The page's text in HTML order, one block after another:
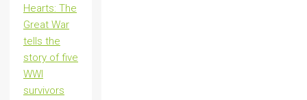
Hearts: The
Great War
tells the
story of five
WWI
survivors